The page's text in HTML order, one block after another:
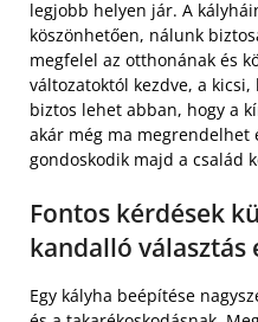
legjobb helyen jár. A
köszönhetően, nálunk
megfelel az otthonának és
változatoktól kezdve, a
biztos lehet abban, hogy a
akár még ma megrendelhet
gondoskodik majd a család
Fontos kérdések
kandalló választás
Egy kályha beépítése